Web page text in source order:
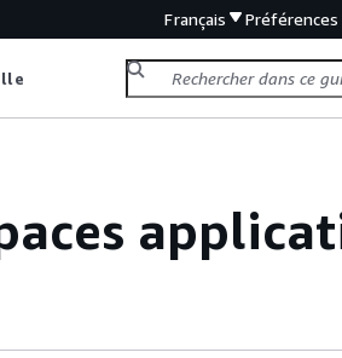
Français Préférences